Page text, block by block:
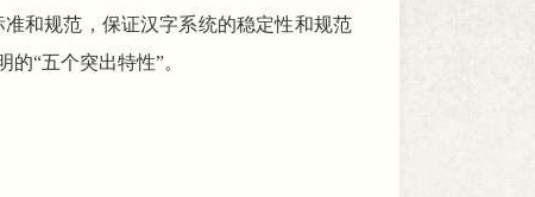
和规范，保证汉字系统的稳定性和规范
“五个突出特性”。